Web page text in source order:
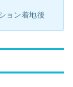
ョン着地後